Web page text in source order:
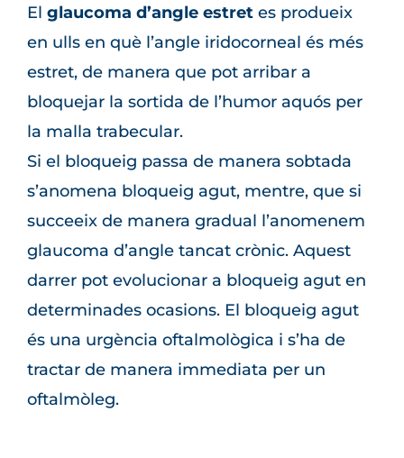
El glaucoma d’angle estret es produeix
en ulls en què l’angle iridocorneal és més
estret, de manera que pot arribar a
bloquejar la sortida de l’humor aquós per
la malla trabecular.
Si el bloqueig passa de manera sobtada
s’anomena bloqueig agut, mentre, que si
succeeix de manera gradual l’anomenem
glaucoma d’angle tancat crònic. Aquest
darrer pot evolucionar a bloqueig agut en
determinades ocasions. El bloqueig agut
és una urgència oftalmològica i s’ha de
tractar de manera immediata per un
oftalmòleg.